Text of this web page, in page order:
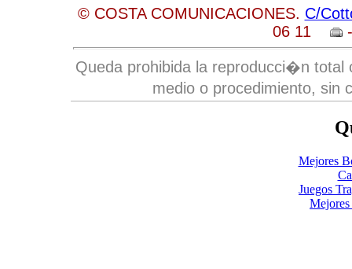
© COSTA COMUNICACIONES. C/
06 11
-
Queda prohibida la reproducci�n total
medio o procedimiento, sin
Mejores
Juegos